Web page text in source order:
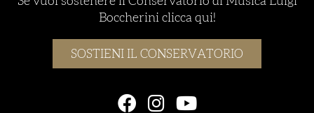
Boccherini clicca qui!
SOSTIENI IL CONSERVATORIO